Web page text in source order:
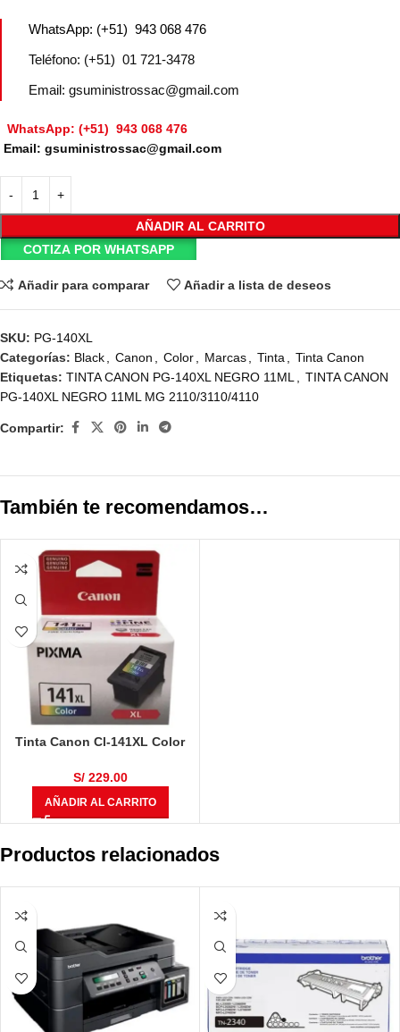
WhatsApp: (+51) 943 068 476
Teléfono: (+51) 01 721-3478
Email: gsuministrossac@gmail.com
WhatsApp: (+51) 943 068 476
Email: gsuministrossac@gmail.com
AÑADIR AL CARRITO
COTIZA POR WHATSAPP
Añadir para comparar Añadir a lista de deseos
SKU: PG-140XL
Categorías: Black, Canon , Color, Marcas, Tinta, Tinta Canon
Etiquetas: TINTA CANON PG-140XL NEGRO 11ML, TINTA CANON
PG-140XL NEGRO 11ML MG 2110/3110/4110
Compartir:
También te recomendamos…
Tinta Canon Cl-141XL Color
S/229.00
AÑADIR AL CARRITO
Productos relacionados